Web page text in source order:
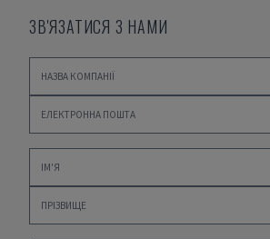
ЗВ'ЯЗАТИСЯ З НАМИ